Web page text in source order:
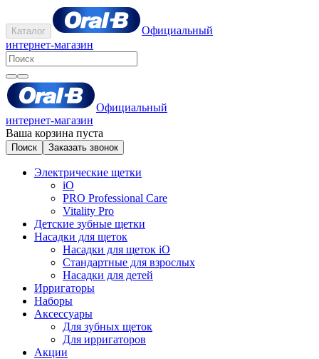
Каталог
Официальный
интернет-магазин
Официальный
интернет-магазин
Ваша корзина пуста
Поиск Заказать звонок
Электрические щетки
iO
PRO Professional Care
Vitality Pro
Детские зубные щетки
Насадки для щеток
Насадки для щеток iO
Стандартные для взрослых
Насадки для детей
Ирригаторы
Наборы
Аксессуары
Для зубных щеток
Для ирригаторов
Акции